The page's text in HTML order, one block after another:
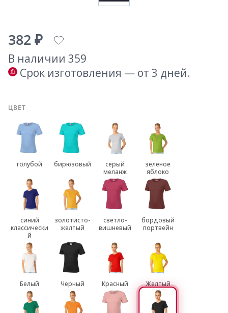
382 ₽
В наличии 359
Срок изготовления — от 3 дней.
ЦВЕТ
голубой бирюзовый
серый
меланж
зеленое
яблоко
синий
классически
й
золотисто-
желтый
светло-
вишневый
бордовый
портвейн
Белый Черный Красный Желтый